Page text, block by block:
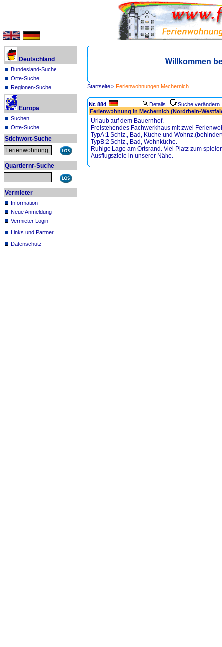
Deutschland
Bundesland-Suche
Orte-Suche
Regionen-Suche
Europa
Suchen
Orte-Suche
Stichwort-Suche
Quartiernr-Suche
Vermieter
Information
Neue Anmeldung
Vermieter Login
Links und Partner
Datenschutz
Willkommen
Startseite > Ferienwohnungen Mechernich
Nr. 884 Details
Suche verändern
Ferienwohnung in Mechernich (Nordrhein-
Urlaub auf dem Bauernhof.
Freistehendes Fachwerkhaus mit zwei
TypA:1 Schlz., Bad, Küche und
TypB:2 Schlz., Bad, Wohnküche.
Ruhige Lage am Ortsrand. Viel Platz zum
Ausflugsziele in unserer Nähe.